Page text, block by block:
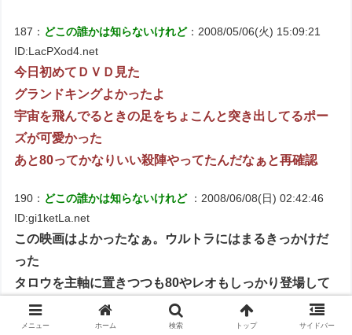
187： どこの誰かは知らないけれど：2008/05/06(火) 15:09:21
ID:LacPXod4.net
今日初めてＤＶＤ見た
グランドキングよかったよ
宇宙を飛んでるときの足をちょこんと突き出してるポー
ズが可愛かった
あと80ってかなりいい殺陣やってたんだなぁと再確認
190： どこの誰かは知らないけれど
：2008/06/08(日) 02:42:46
ID:gi1ketLa.net
この映画はよかったなぁ。ウルトラにはまるきっかけだ
った
タロウを主軸に置きつつも80やレオもしっかり登場して
てまさに娯楽編
メニュー ホーム 検索 トップ サイドバー